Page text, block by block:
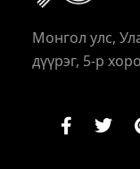
Монгол улс,
дүүрэг, 5-р